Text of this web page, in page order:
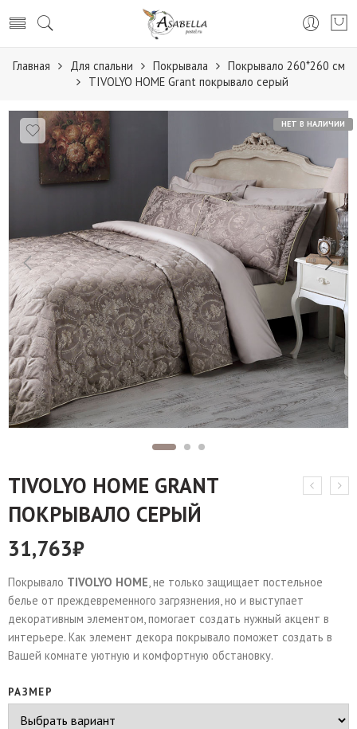
Главная Для спальни Покрывала
Покрывало 260*260 см
TIVOLYO HOME Grant покрывало серый
НЕТ В НАЛИЧИИ
TIVOLYO HOME GRANT
ПОКРЫВАЛО СЕРЫЙ
31,763₽
Покрывало TIVOLYO HOME, не только защищает постельное
белье от преждевременного загрязнения, но и выступает
декоративным элементом, помогает создать нужный акцент в
интерьере. Как элемент декора покрывало поможет создать в
Вашей комнате уютную и комфортную обстановку.
РАЗМЕР